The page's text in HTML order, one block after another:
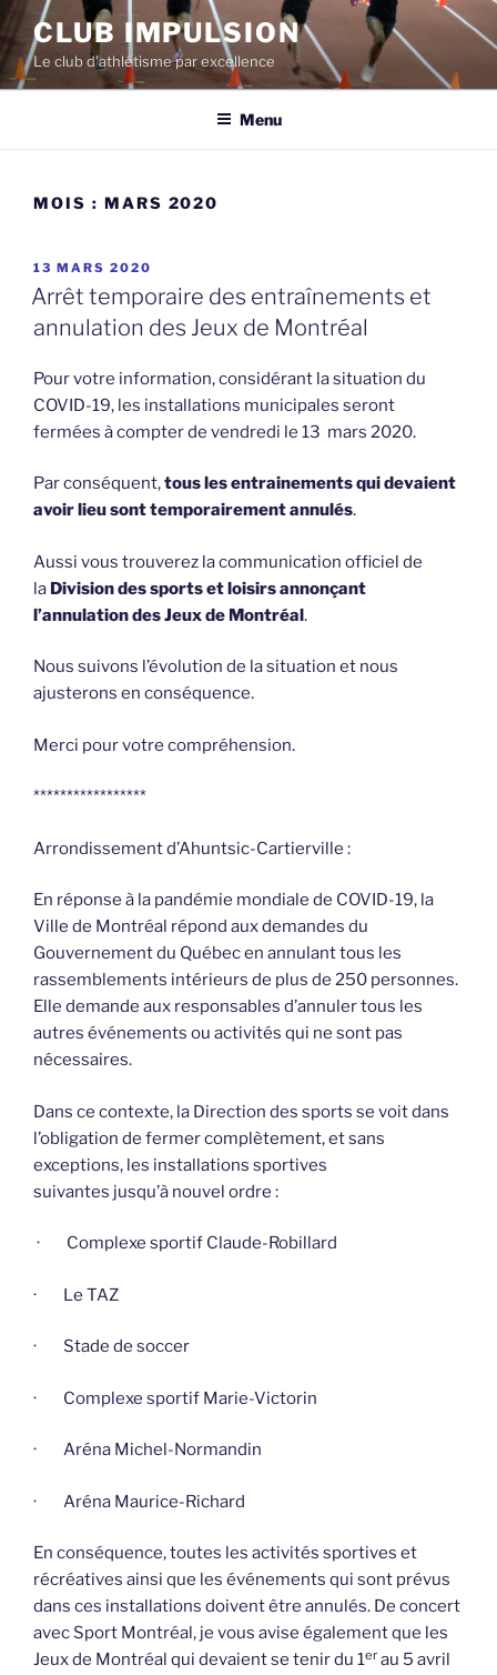
Aller
au
contenu
CLUB IMPULSION
Le club d'athlétisme par excellence
Menu
MOIS : MARS 2020
PUBLIÉ
LE
13 MARS 2020
Arrêt temporaire des entraînements et
annulation des Jeux de Montréal
Pour votre information, considérant la situation du
COVID-19, les installations municipales seront
fermées à compter de vendredi le 13 mars 2020.
Par conséquent,tous les entrainements qui devaient
avoir lieu sont temporairement annulés.
Aussi vous trouverez la communication officiel de
la Division des sports et loisirs annonçant
l’annulation des Jeux de Montréal.
Nous suivons l’évolution de la situation et nous
ajusterons en conséquence.
Merci pour votre compréhension.
*****************
Arrondissement d’Ahuntsic-Cartierville :
En réponse à la pandémie mondiale de COVID-19, la
Ville de Montréal répond aux demandes du
Gouvernement du Québec en annulant tous les
rassemblements intérieurs de plus de 250 personnes.
Elle demande aux responsables d’annuler tous les
autres événements ou activités qui ne sont pas
nécessaires.
Dans ce contexte, la Direction des sports se voit dans
l’obligation de fermer complètement, et sans
exceptions, les installations sportives
suivantes jusqu’à nouvel ordre :
· Complexe sportif Claude-Robillard
· Le TAZ
· Stade de soccer
· Complexe sportif Marie-Victorin
· Aréna Michel-Normandin
· Aréna Maurice-Richard
En conséquence, toutes les activités sportives et
récréatives ainsi que les événements qui sont prévus
dans ces installations doivent être annulés. De concert
avec Sport Montréal, je vous avise également que les
Jeux de Montréal qui devaient se tenir du 1er au 5 avril